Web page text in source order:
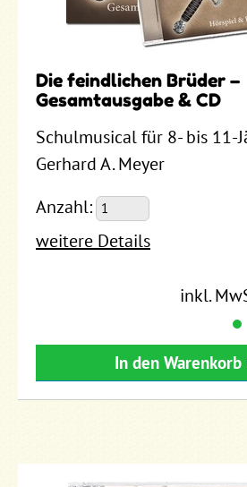
Die feindlichen Brüder –
Gesamtausgabe & CD
Schulmusical für 8- bis 11-
Gerhard A. Meyer
Anzahl:
weitere Details
inkl.
In den